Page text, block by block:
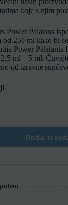
naših
koje s njim
Power Palatans
od 250 ml kako bi
Power Palatanta
ml – 5 ml.
od izravne
Dodaj u